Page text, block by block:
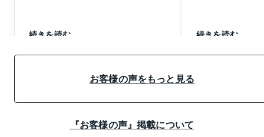
続きを読む
た。
イナス点はな
続きを読む
お客様の声をもっと見る
『お客様の声』掲載について